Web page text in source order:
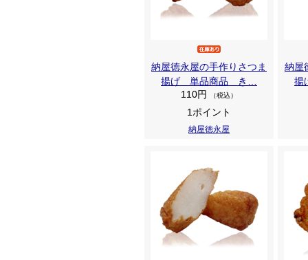
納屋徳永屋の手作りさつま
揚げ 単品商品 き…
110円
（税込）
1ポイント
納屋徳永屋
納屋
揚